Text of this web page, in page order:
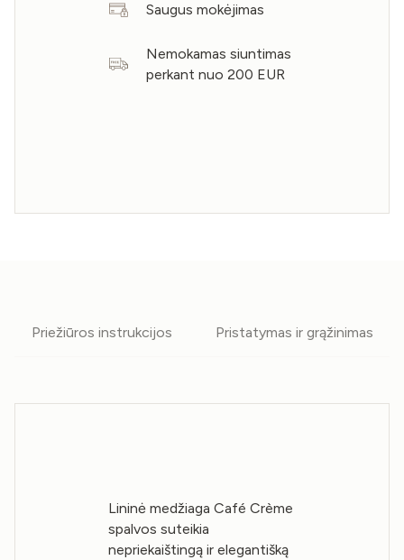
Saugus mokėjimas
Nemokamas siuntimas
perkant nuo 200 EUR
Priežiūros instrukcijos Pristatymas ir grąžinimas
Lininė medžiaga Café Crème
spalvos suteikia
nepriekaištingą ir elegantišką